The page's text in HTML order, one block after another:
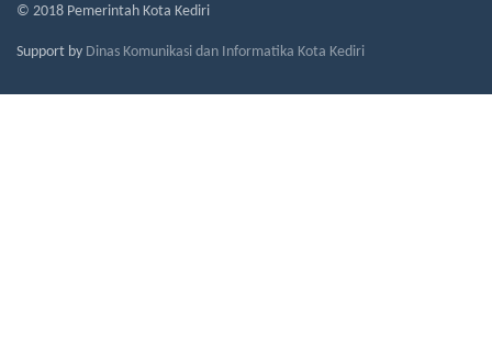
© 2018 Pemerintah Kota Kediri
Support by Dinas Komunikasi dan Informatika Kota Kediri